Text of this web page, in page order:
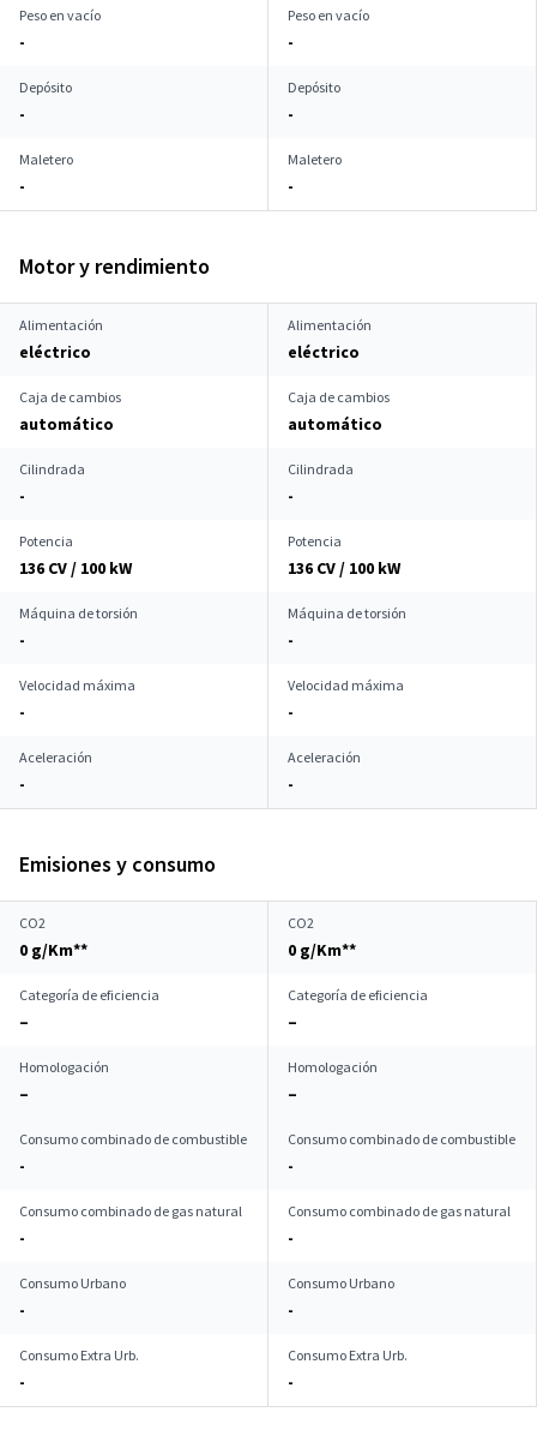
Peso en vacío
-
Peso en vacío
-
Depósito
-
Depósito
-
Maletero
-
Maletero
-
Motor y rendimiento
Alimentación
eléctrico
Alimentación
eléctrico
Caja de cambios
automático
Caja de cambios
automático
Cilindrada
-
Cilindrada
-
Potencia
136 CV / 100 kW
Potencia
136 CV / 100 kW
Máquina de torsión
-
Máquina de torsión
-
Velocidad máxima
-
Velocidad máxima
-
Aceleración
-
Aceleración
-
Emisiones y consumo
CO2
0 g/Km**
CO2
0 g/Km**
Categoría de eficiencia
–
Categoría de eficiencia
–
Homologación
–
Homologación
–
Consumo combinado de combustible
-
Consumo combinado de combustible
-
Consumo combinado de gas natural
-
Consumo combinado de gas natural
-
Consumo Urbano
-
Consumo Urbano
-
Consumo Extra Urb.
-
Consumo Extra Urb.
-